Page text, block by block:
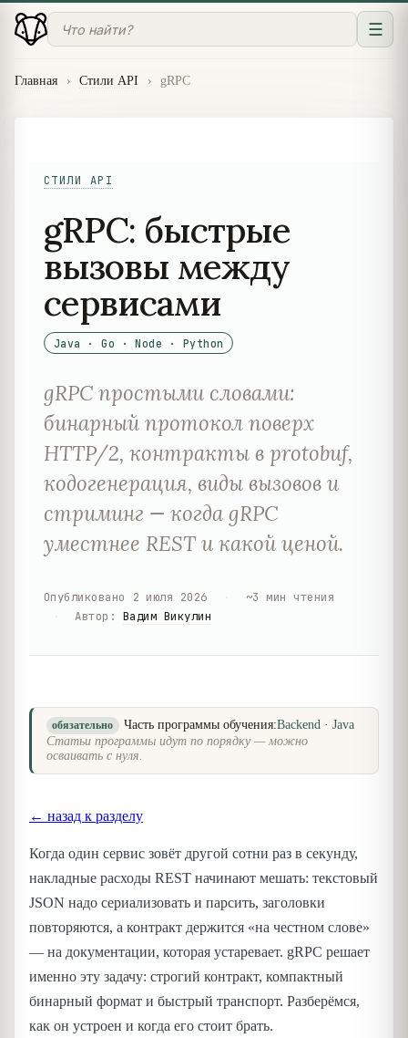
☰
Главная › Стили API › gRPC
СТИЛИ API
gRPC: быстрые
вызовы между
сервисами
Java · Go · Node · Python
gRPC простыми словами:
бинарный протокол поверх
HTTP/2, контракты в protobuf,
кодогенерация, виды вызовов и
стриминг — когда gRPC
уместнее REST и какой ценой.
Опубликовано 2 июля 2026 ~3 мин чтения
Автор : Вадим Викулин
обязательно Часть программы обучения:Backend · Java
Статьи программы идут по порядку — можно
осваивать с нуля.
← назад к разделу
Когда один сервис зовёт другой сотни раз в секунду,
накладные расходы REST начинают мешать: текстовый
JSON надо сериализовать и парсить, заголовки
повторяются, а контракт держится «на честном слове»
— на документации, которая устаревает. gRPC решает
именно эту задачу: строгий контракт, компактный
бинарный формат и быстрый транспорт. Разберёмся,
как он устроен и когда его стоит брать.